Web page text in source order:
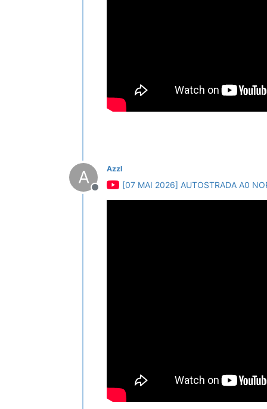
A
Deconectat
Azzl
[07 MAI 2026] AUTOSTRADA A0